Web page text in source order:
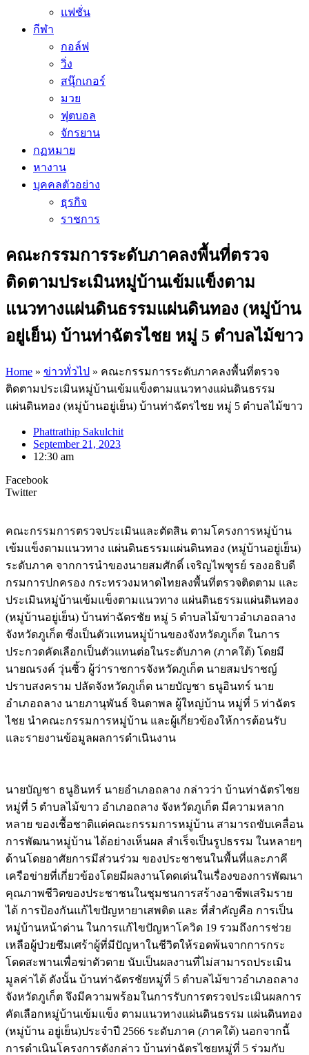
แฟชั่น
กีฬา
กอล์ฟ
วิ่ง
สนุ๊กเกอร์
มวย
ฟุตบอล
จักรยาน
กฏหมาย
หางาน
บุคคลตัวอย่าง
ธุรกิจ
ราชการ
คณะกรรมการระดับภาคลงพื้นที่ตรวจ
ติดตามประเมินหมู่บ้านเข้มแข็งตาม
แนวทางแผ่นดินธรรมแผ่นดินทอง (หมู่บ้าน
อยู่เย็น) บ้านท่าฉัตรไชย หมู่ 5 ตำบลไม้ขาว
Home » ข่าวทั่วไป » คณะกรรมการระดับภาคลงพื้นที่ตรวจ
ติดตามประเมินหมู่บ้านเข้มแข็งตามแนวทางแผ่นดินธรรม
แผ่นดินทอง (หมู่บ้านอยู่เย็น) บ้านท่าฉัตรไชย หมู่ 5 ตำบลไม้ขาว
Phattrathip Sakulchit
September 21, 2023
12:30 am
Facebook
Twitter
คณะกรรมการตรวจประเมินและตัดสิน ตามโครงการหมู่บ้าน
เข้มแข็งตามแนวทาง แผ่นดินธรรมแผ่นดินทอง (หมู่บ้านอยู่เย็น)
ระดับภาค จากการนำของนายสมศักดิ์ เจริญไพฑูรย์ รองอธิบดี
กรมการปกครอง กระทรวงมหาดไทยลงพื้นที่ตรวจติดตาม และ
ประเมินหมู่บ้านเข้มแข็งตามแนวทาง แผ่นดินธรรมแผ่นดินทอง
(หมู่บ้านอยู่เย็น) บ้านท่าฉัตรชัย หมู่ 5 ตำบลไม้ขาวอำเภอถลาง
จังหวัดภูเก็ต ซึ่งเป็นตัวแทนหมู่บ้านของจังหวัดภูเก็ต ในการ
ประกวดคัดเลือกเป็นตัวแทนต่อในระดับภาค (ภาคใต้) โดยมี
นายณรงค์ วุ่นซิ้ว ผู้ว่าราชการจังหวัดภูเก็ต นายสมปราชญ์
ปราบสงคราม ปลัดจังหวัดภูเก็ต นายบัญชา ธนูอินทร์ นาย
อำเภอถลาง นายภานุพันธ์ จินดาพล ผู้ใหญ่บ้าน หมู่ที่ 5 ท่าฉัตร
ไชย นำคณะกรรมการหมู่บ้าน และผู้เกี่ยวข้องให้การต้อนรับ
และรายงานข้อมูลผลการดำเนินงาน
นายบัญชา ธนูอินทร์ นายอำเภอถลาง กล่าวว่า บ้านท่าฉัตรไชย
หมู่ที่ 5 ตำบลไม้ขาว อำเภอถลาง จังหวัดภูเก็ต มีความหลาก
หลาย ของเชื้อชาติแต่คณะกรรมการหมู่บ้าน สามารถขับเคลื่อน
การพัฒนาหมู่บ้าน ได้อย่างเห็นผล สำเร็จเป็นรูปธรรม ในหลายๆ
ด้านโดยอาศัยการมีส่วนร่วม ของประชาชนในพื้นที่และภาคี
เครือข่ายที่เกี่ยวข้องโดยมีผลงานโดดเด่นในเรื่องของการพัฒนา
คุณภาพชีวิตของประชาชนในชุมชนการสร้างอาชีพเสริมราย
ได้ การป้องกันแก้ไขปัญหายาเสพติด และ ที่สำคัญคือ การเป็น
หมู่บ้านหน้าด่าน ในการแก้ไขปัญหาโควิด 19 รวมถึงการช่วย
เหลือผู้ป่วยซึมเศร้าผู้ที่มีปัญหาในชีวิตให้รอดพ้นจากการกระ
โดดสะพานเพื่อฆ่าตัวตาย นับเป็นผลงานที่ไม่สามารถประเมิน
มูลค่าได้ ดังนั้น บ้านท่าฉัตรชัยหมู่ที่ 5 ตำบลไม้ขาวอำเภอถลาง
จังหวัดภูเก็ต จึงมีความพร้อมในการรับการตรวจประเมินผลการ
คัดเลือกหมู่บ้านเข้มแข็ง ตามแนวทางแผ่นดินธรรม แผ่นดินทอง
(หมู่บ้าน อยู่เย็น)ประจำปี 2566 ระดับภาค (ภาคใต้) นอกจากนี้
การดำเนินโครงการดังกล่าว บ้านท่าฉัตรไชยหมู่ที่ 5 ร่วมกับ